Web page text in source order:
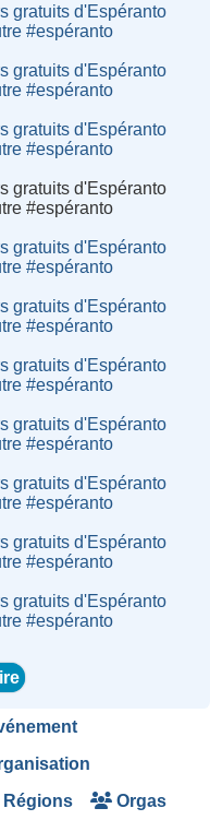
gratuits d'Espéranto
#espéranto
gratuits d'Espéranto
#espéranto
gratuits d'Espéranto
#espéranto
gratuits d'Espéranto
#espéranto
gratuits d'Espéranto
#espéranto
gratuits d'Espéranto
#espéranto
gratuits d'Espéranto
#espéranto
gratuits d'Espéranto
#espéranto
gratuits d'Espéranto
#espéranto
gratuits d'Espéranto
#espéranto
gratuits d'Espéranto
#espéranto
Régions Orgas